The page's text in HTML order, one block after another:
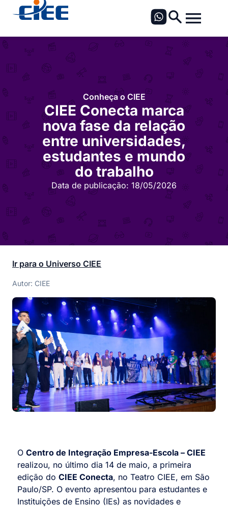
Conheça o CIEE
CIEE Conecta marca
nova fase da relação
entre universidades,
estudantes e mundo
do trabalho
Data de publicação: 18/05/2026
Ir para o Universo CIEE
Autor: CIEE
O Centro de Integração Empresa-Escola – CIEE
realizou, no último dia 14 de maio, a primeira
edição do CIEE Conecta, no Teatro CIEE, em São
Paulo/SP. O evento apresentou para estudantes e
Instituições de Ensino (IEs) as novidades e